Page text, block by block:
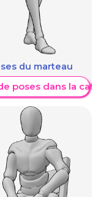
du marteau
poses dans la